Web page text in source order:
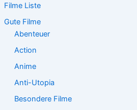
n
n
Filme Liste
Gute Filme
Abenteuer
Action
Anime
Anti-Utopia
Besondere Filme